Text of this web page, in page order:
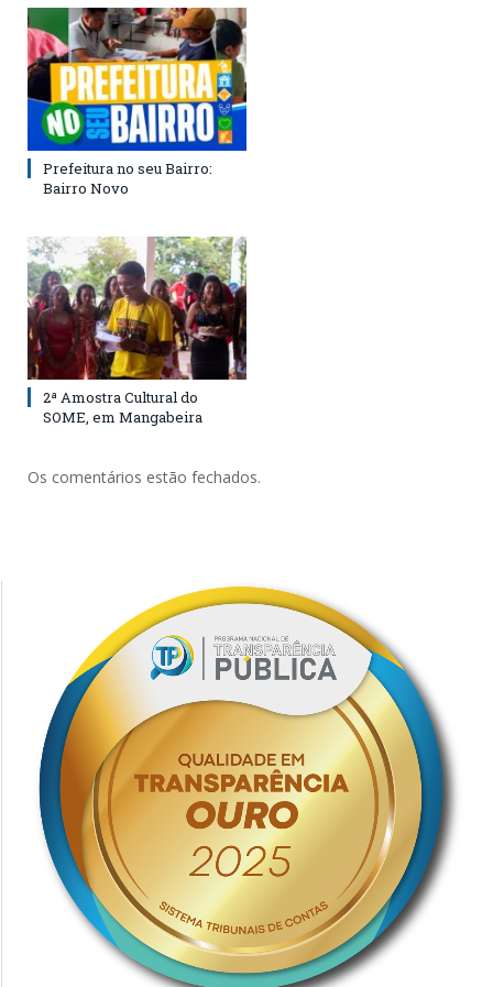
Prefeitura no seu Bairro:
Bairro Novo
2ª Amostra Cultural do
SOME, em Mangabeira
Os comentários estão fechados.